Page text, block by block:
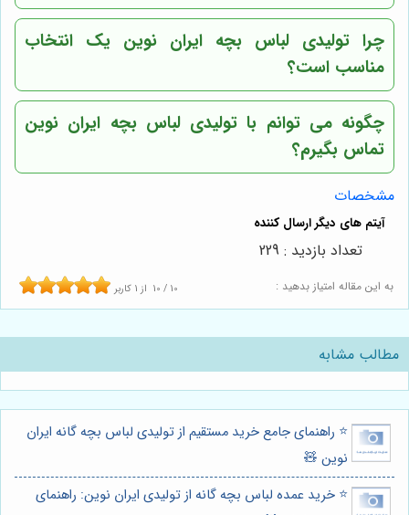
چرا تولیدی لباس بچه ایران نوین یک انتخاب
مناسب است؟
چگونه می توانم با تولیدی لباس بچه ایران نوین
تماس بگیرم؟
مشخصات
به این مقاله امتیاز بدهید : 10 / 10 از 1 کاربر
تعداد بازدید : 229
مطالب مشابه
⭐️ راهنمای جامع خرید مستقیم از تولیدی لباس بچه گانه ایران
نوین 🧸
⭐️ خرید عمده لباس بچه گانه از تولیدی ایران نوین: راهنمای